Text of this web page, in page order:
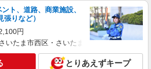
ト、道路、商業施設、
りなど）
円
いたま市西区・さいたま市岩槻区・久喜市・
とりあえずキープ